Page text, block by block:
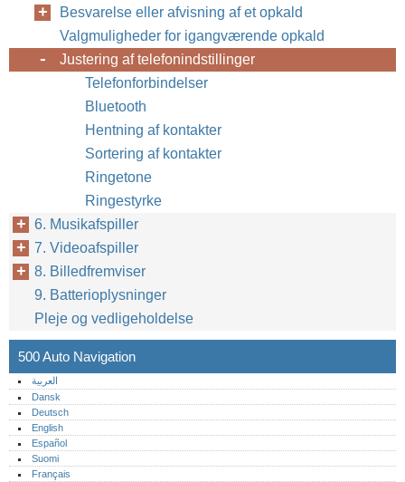
Besvarelse eller afvisning af et opkald
Valgmuligheder for igangværende opkald
Justering af telefonindstillinger
Telefonforbindelser
Bluetooth
Hentning af kontakter
Sortering af kontakter
Ringetone
Ringestyrke
6. Musikafspiller
7. Videoafspiller
8. Billedfremviser
9. Batterioplysninger
Pleje og vedligeholdelse
500 Auto Navigation
العربية
Dansk
Deutsch
English
Español
Suomi
Français